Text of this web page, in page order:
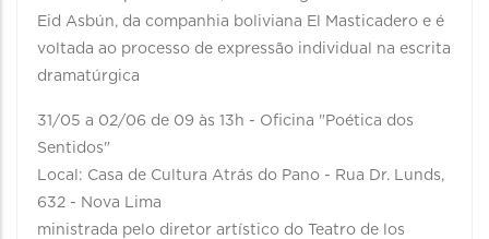
Eid Asbún, da companhia boliviana El Masticadero e é
voltada ao processo de expressão individual na escrita
dramatúrgica
31/05 a 02/06 de 09 às 13h - Oficina "Poética dos
Sentidos"
Local: Casa de Cultura Atrás do Pano - Rua Dr. Lunds,
632 - Nova Lima
ministrada pelo diretor artístico do Teatro de los